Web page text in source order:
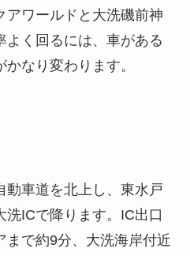
アワールドと大洗磯前神
よく回るには、車がある
なり変わります。
動車道を北上し、東水戸
ICで降ります。IC出口
まで約9分、大洗海岸付近